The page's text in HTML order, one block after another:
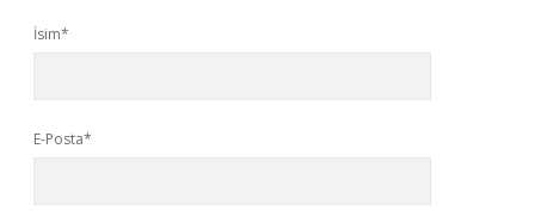
İsim*
E-Posta*